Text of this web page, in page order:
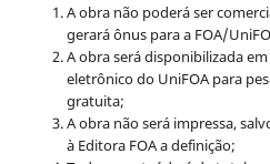
A obra não poderá ser
gerará ônus para a FOA/
A obra será disponibilizada
eletrônico do UniFOA para
gratuita;
A obra não será impressa,
à Editora FOA a definição;